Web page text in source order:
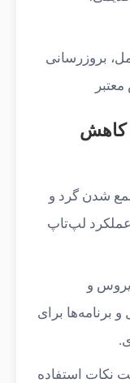
بروزرسانی
کاهش
شدن گرد و
لپ‌تاپ
و
برنامه‌ها برای
نکات استفاده